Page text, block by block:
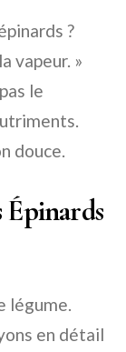
?
vapeur. »
le
douce.
légume.
en détail